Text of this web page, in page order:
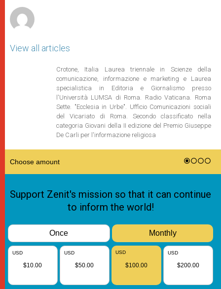
View all articles
Crotone, Italia Laurea triennale in Scienze della
comunicazione, informazione e marketing e Laurea
specialistica in Editoria e Giornalismo presso
l'Università LUMSA di Roma. Radio Vaticana. Roma
Sette. "Ecclesia in Urbe". Ufficio Comunicazioni sociali
del Vicariato di Roma. Secondo classificato nella
categoria Giovani della II edizione del Premio Giuseppe
De Carli per l'informazione religiosa